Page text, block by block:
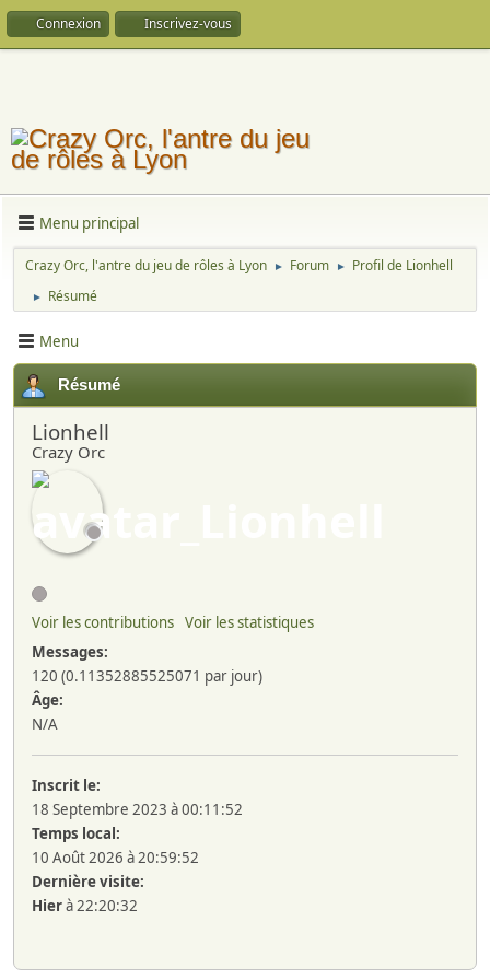
Connexion Inscrivez-vous
Menu principal
Crazy Orc, l'antre du jeu de rôles à Lyon ► Forum ► Profil de Lionhell
► Résumé
Menu
Résumé
Lionhell
Crazy Orc
Voir les contributions Voir les statistiques
Messages:
120 (0.11352885525071 par jour)
Âge:
N/A
Inscrit le:
18 Septembre 2023 à 00:11:52
Temps local:
10 Août 2026 à 20:59:52
Dernière visite:
Hierà 22:20:32